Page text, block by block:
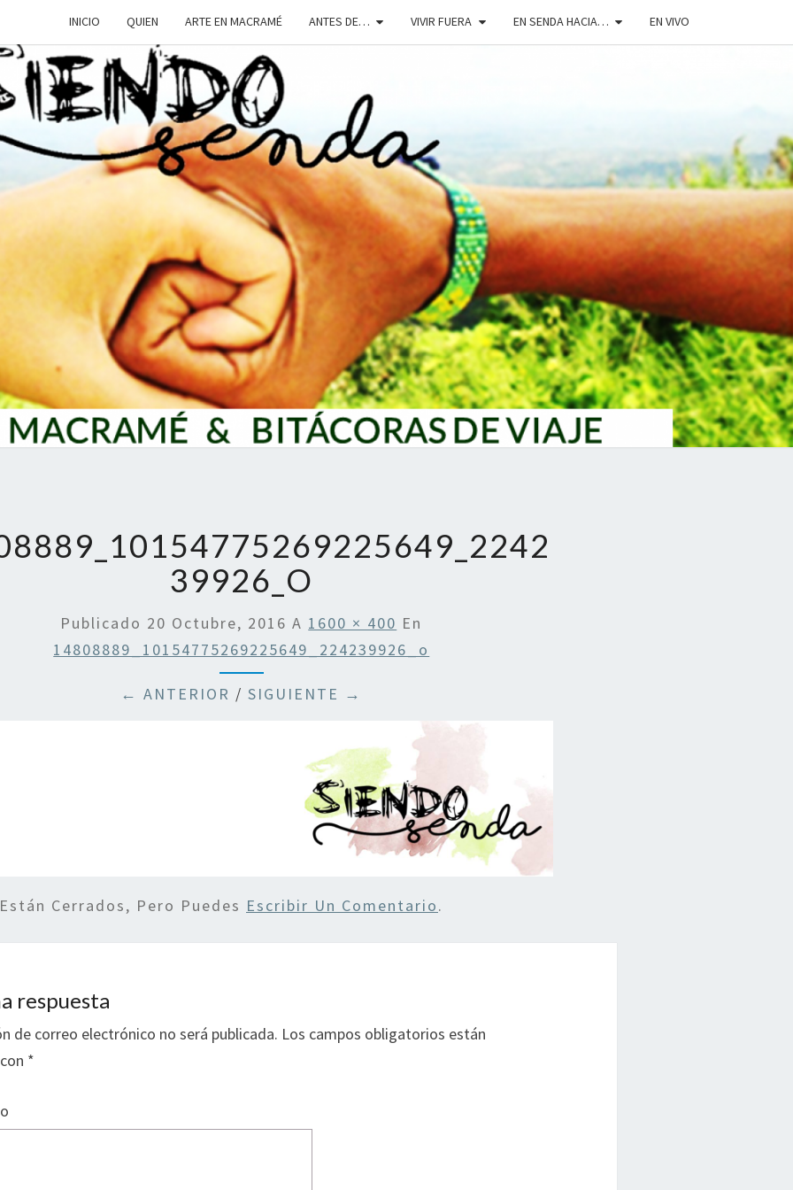
INICIO QUIEN ARTE EN MACRAMÉ ANTES DE… VIVIR FUERA EN SENDA HACIA… EN VIVO
SIENDOSENDA
39926_O
Publicado 20 Octubre, 2016 A 1600 × 400 En
14808889_10154775269225649_224239926_o
← ANTERIOR /SIGUIENTE →
Cerrados, Pero Puedes Escribir Un Comentario.
respuesta
de correo electrónico no será publicada. Los campos obligatorios están
*